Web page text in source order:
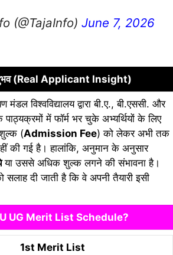
(@TajaInfo) June 7, 2026
(Real Applicant Insight)
मंडल विश्वविद्यालय द्वारा बी.ए., बी.एससी. और
में फॉर्म भर चुके अभ्यर्थियों के लिए
(Admission Fee) को लेकर अभी तक
की गई है। हालांकि, अनुमान के अनुसार
या उससे अधिक शुल्क लगने की संभावना है।
सलाह दी जाती है कि वे अपनी तैयारी इसी
UG Merit List Schedule?
1st Merit List